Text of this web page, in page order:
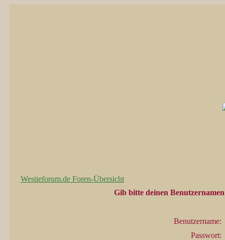
Westieforum.de Foren-Übersicht
Gib bitte deinen
Benutzername:
Passwort: